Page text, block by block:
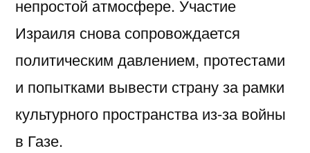
непростой атмосфере. Участие
Израиля снова сопровождается
политическим давлением, протестами
и попытками вывести страну за рамки
культурного пространства из-за войны
в Газе.